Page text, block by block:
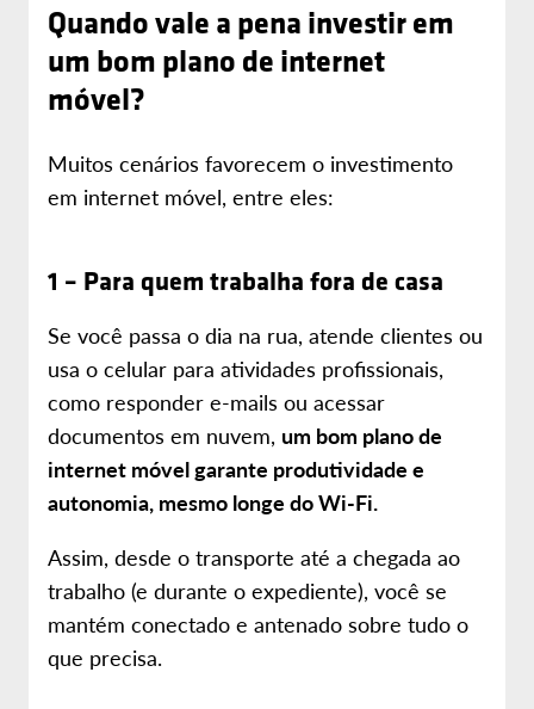
Quando vale a pena investir em
um bom plano de internet
móvel?
Muitos cenários favorecem o investimento
em internet móvel, entre eles:
1 – Para quem trabalha fora de casa
Se você passa o dia na rua, atende clientes ou
usa o celular para atividades profissionais,
como responder e-mails ou acessar
documentos em nuvem, um bom plano de
internet móvel garante produtividade e
autonomia, mesmo longe do Wi-Fi.
Assim, desde o transporte até a chegada ao
trabalho (e durante o expediente), você se
mantém conectado e antenado sobre tudo o
que precisa.